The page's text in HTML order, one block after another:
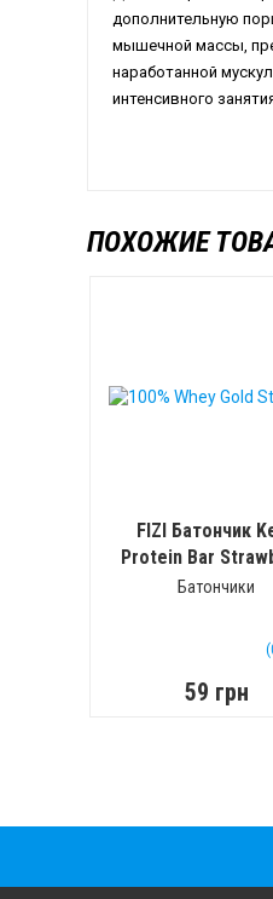
дополнительную
мышечной массы,
наработанной
интенсивного
ПОХОЖИЕ
FIZI Батончик
Protein Bar
+ AlmondБатончики
59 грн